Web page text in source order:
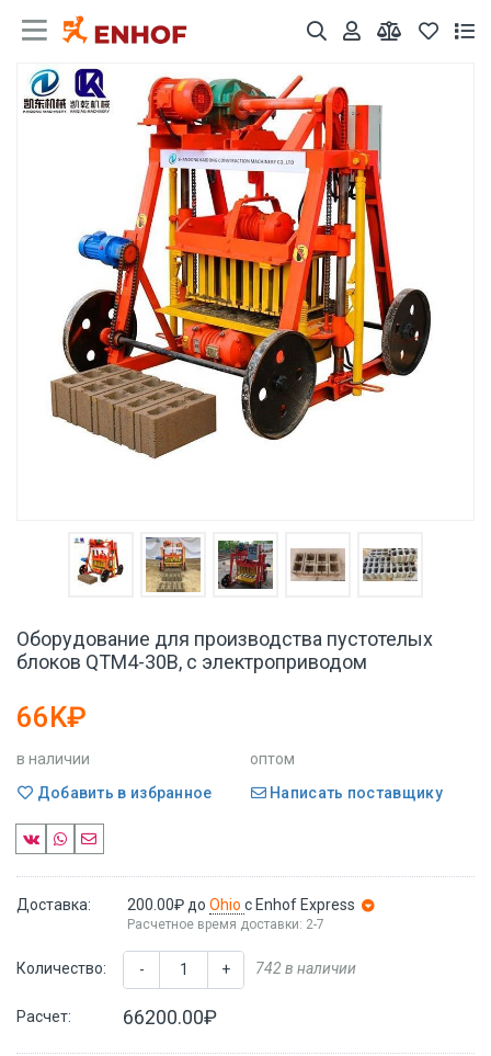
Оборудование для производства пустотелых
блоков QTM4-30B, с электроприводом
66K₽
в наличии
оптом
Добавить в избранное
Написать поставщику
Доставка: 200.00₽ до Ohio с Enhof Express
Расчетное время доставки: 2-7
Количество: - + 742 в наличии
Расчет: 66200.00₽